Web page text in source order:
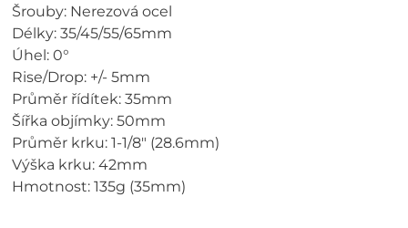
Šrouby: Nerezová ocel
Délky: 35/45/55/65mm
Úhel: 0°
Rise/Drop: +/- 5mm
Průměr řídítek: 35mm
Šířka objímky: 50mm
Průměr krku: 1-1/8" (28.6mm)
Výška krku: 42mm
Hmotnost: 135g (35mm)